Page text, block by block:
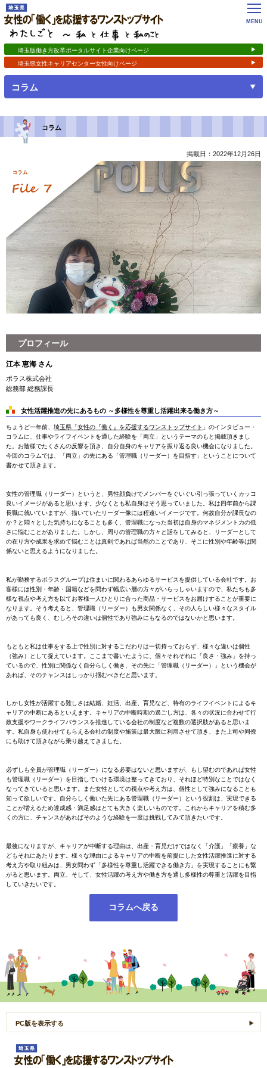
女性の「働く」を応援するワンストップサイト
わたしごと ～私 と 仕事 と 私のこと
埼玉版働き方改革ポータルサイト企業向けページ
埼玉県女性キャリアセンター女性向けページ
MENU
コラム
コラム
掲載日：2022年12月26日
プロフィール
江本 恵海 さん
ポラス株式会社
総務部 総務課長
女性活躍推進の先にあるもの ～多様性を尊重し活躍出来る働き方～
ちょうど一年前、 埼玉県 「女性の『働く』を応援するワンストップサイト 」のインタビュー・
コラムに、仕事やライフイベントを通した経験を「両立」というテーマのもと掲載頂きまし
た。お陰様でたくさんの反響を頂き、自分自身のキャリアを振り返る良い機会になりました。
今回のコラムでは、「両立」の先にある「管理職（リーダー）を目指す」ということについて
書かせて頂きます。
女性の管理職（リーダー）というと、男性顔負けでメンバーをぐいぐい引っ張っていくカッコ
良いイメージがあると思います。少なくとも私自身はそう思っていました。私は四年前から課
長職に就いていますが、描いていたリーダー像には程遠いイメージです。何故自分が課長なの
か？と悶々とした気持ちになることも多く、管理職になった当初は自身のマネジメント力の低
さに悩むことがありました。しかし、周りの管理職の方々と話をしてみると、リーダーとして
の在り方や成果を求めて悩むことは真剣であれば当然のことであり、そこに性別や年齢等は関
係ないと思えるようになりました。
私が勤務するポラスグループは住まいに関わるあらゆるサービスを提供している会社です。お
客様には性別・年齢・国籍などを問わず幅広い層の方々がいらっしゃいますので、私たちも多
様な視点や考え方を以てお客様一人ひとりに合った商品・サービスをお届けすることが重要に
なります。そう考えると、管理職（リーダー）も男女関係なく、その人らしい様々なスタイル
があっても良く、むしろその違いは個性であり強みにもなるのではないかと思います。
もともと私は仕事をする上で性別に対するこだわりは一切持っておらず、様々な違いは個性
（強み）として捉えています。ここまで書いたように、個々それぞれに「良さ・強み」を持っ
ているので、性別に関係なく自分らしく働き、その先に「管理職（リーダー）」という機会が
あれば、そのチャンスはしっかり掴むべきだと思います。
しかし女性が活躍する難しさは結婚、妊活、出産、育児など、特有のライフイベントによるキ
ャリアの中断にあるといえます。キャリアの中断時期の過ごし方は、各々の状況に合わせて行
政支援やワークライフバランスを推進している会社の制度など複数の選択肢があると思いま
す。私自身も使わせてもらえる会社の制度や施策は最大限に利用させて頂き、また上司や同僚
にも助けて頂きながら乗り越えてきました。
必ずしも全員が管理職（リーダー）になる必要はないと思いますが、もし望むのであれば女性
も管理職（リーダー）を目指していける環境は整ってきており、それほど特別なことではなく
なってきていると思います。また女性としての視点や考え方は、個性として強みになることも
知って欲しいです。自分らしく働いた先にある管理職（リーダー）という役割は、実現できる
ことが増えるため達成感・満足感はとても大きく楽しいものです。これからキャリアを積む多
くの方に、チャンスがあればそのような経験を一度は挑戦してみて頂きたいです。
最後になりますが、キャリアが中断する理由は、出産・育児だけではなく「介護」「療養」な
どもそれにあたります。様々な理由によるキャリアの中断を前提にした女性活躍推進に対する
考え方や取り組みは、男女問わず「多様性を尊重し活躍できる働き方」を実現することにも繋
がると思います。両立、そして、女性活躍の考え方や働き方を通し多様性の尊重と活躍を目指
していきたいです。
コラムへ戻る
PC版を表示する
女性の「働く」を応援するワンストップサイト
わたしごと ～私 と 仕事 と 私のこと